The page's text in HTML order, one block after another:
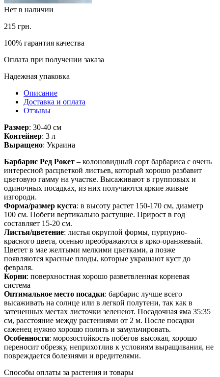
Нет в наличии
215 грн.
100% гарантия качества
Оплата при получении заказа
Надежная упаковка
Описание
Доставка и оплата
Отзывы
Размер: 30-40 см
Контейнер: 3 л
Выращено: Украина
Барбарис Ред Рокет – колоновидный сорт барбариса с очень
интересной расцветкой листьев, который хорошо разбавит
цветовую гамму на участке. Высаживают в групповых и
одиночных посадках, из них получаются яркие живые
изгороди.
Форма/размер куста: в высоту растет 150-170 см, диаметр
100 см. Побеги вертикально растущие. Прирост в год
составляет 15-20 см.
Листья/цветение: листья округлой формы, пурпурно-
красного цвета, осенью преображаются в ярко-оранжевый.
Цветет в мае желтыми мелкими цветками, а позже
появляются красные плоды, которые украшают куст до
февраля.
Корни: поверхностная хорошо разветвленная корневая
система
Оптимальное место посадки: барбарис лучше всего
высаживать на солнце или в легкой полутени, так как в
затененных местах листочки зеленеют. Посадочная яма 35:35
см, расстояние между растениями от 2 м. После посадки
саженец нужно хорошо полить и замульчировать.
Особенности: морозостойкость побегов высокая, хорошо
переносит обрезку, неприхотлив к условиям выращивания, не
повреждается болезнями и вредителями.
Способы оплаты за растения и товары